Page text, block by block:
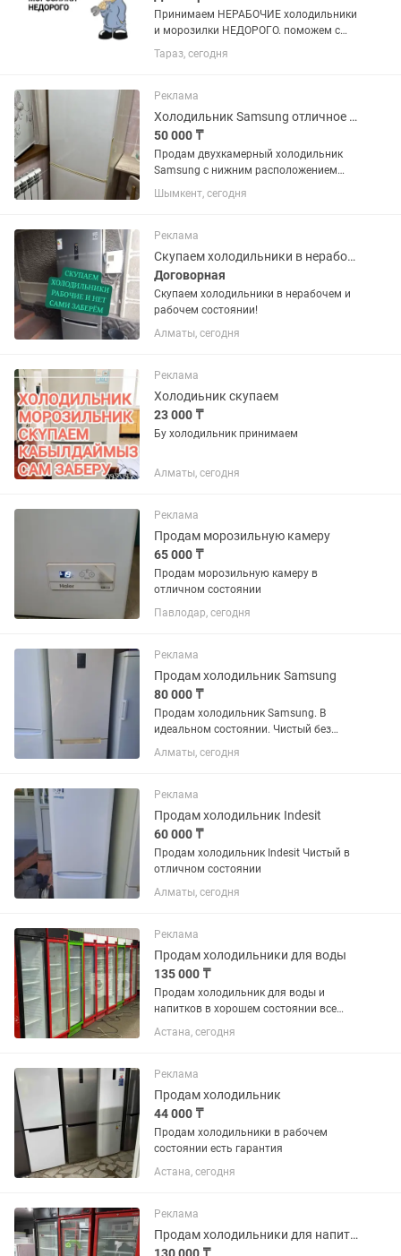
Принимаем НЕРАБОЧИЕ холодильники
и морозилки НЕДОРОГО. поможем с
утилизацией и выноса с этажей старой
техники.
Тараз, сегодня
Реклама
Холодильник Samsung отличное состояние
50 000 ₸
Продам двухкамерный холодильник
Samsung с нижним расположением
морозильной камеры. Холодильник
полностью исправен, в отличном
состоянии. Работает стабильно,
хорошо...
Шымкент, сегодня
Реклама
Скупаем холодильники в нерабочем и рабочем состоянии!
Договорная
Скупаем холодильники в нерабочем и
рабочем состоянии!
Алматы, сегодня
Реклама
Холодиьник скупаем
23 000 ₸
Бу холодильник принимаем
Алматы, сегодня
Реклама
Продам морозильную камеру
65 000 ₸
Продам морозильную камеру в
отличном состоянии
Павлодар, сегодня
Реклама
Продам холодильник Samsung
80 000 ₸
Продам холодильник Samsung. В
идеальном состоянии. Чистый без
запахов резинки целые. Возможно
доставка
Алматы, сегодня
Реклама
Продам холодильник Indesit
60 000 ₸
Продам холодильник Indesit Чистый в
отличном состоянии
Алматы, сегодня
Реклама
Продам холодильники для воды
135 000 ₸
Продам холодильник для воды и
напитков в хорошем состоянии все
работает без дефектов
Астана, сегодня
Реклама
Продам холодильник
44 000 ₸
Продам холодильники в рабочем
состоянии есть гарантия
Астана, сегодня
Реклама
Продам холодильники для напитков в хорошем состоянии